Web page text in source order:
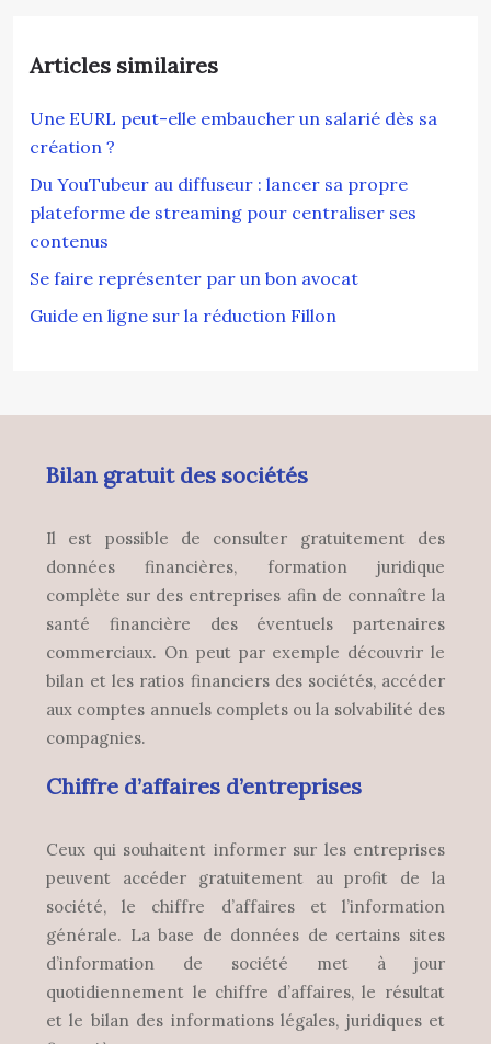
Articles similaires
Une EURL peut-elle embaucher un salarié dès sa
création ?
Du YouTubeur au diffuseur : lancer sa propre
plateforme de streaming pour centraliser ses
contenus
Se faire représenter par un bon avocat
Guide en ligne sur la réduction Fillon
Bilan gratuit des sociétés
Il est possible de consulter gratuitement des
données financières, formation juridique
complète sur des entreprises afin de connaître la
santé financière des éventuels partenaires
commerciaux. On peut par exemple découvrir le
bilan et les ratios financiers des sociétés, accéder
aux comptes annuels complets ou la solvabilité des
compagnies.
Chiffre d’affaires d’entreprises
Ceux qui souhaitent informer sur les entreprises
peuvent accéder gratuitement au profit de la
société, le chiffre d’affaires et l’information
générale. La base de données de certains sites
d’information de société met à jour
quotidiennement le chiffre d’affaires, le résultat
et le bilan des informations légales, juridiques et